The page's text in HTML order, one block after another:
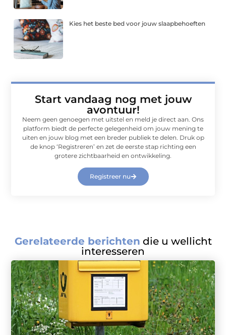
Kies het beste bed voor jouw slaapbehoeften
Start vandaag nog met jouw
avontuur!
Neem geen genoegen met uitstel en meld je direct aan. Ons
platform biedt de perfecte gelegenheid om jouw mening te
uiten en jouw blog met een breder publiek te delen. Druk op
de knop ‘Registreren’ en zet de eerste stap richting een
grotere zichtbaarheid en ontwikkeling.
Registreer nu
Gerelateerde berichten die u wellicht
interesseren